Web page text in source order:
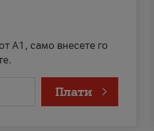
А1, само внесете го
Плати